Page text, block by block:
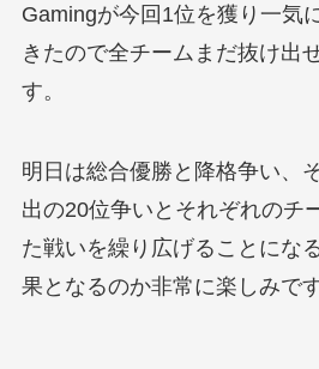
Gamingが今回1位を獲り一気
きたので全チームまだ抜け出
す。
明日は総合優勝と降格争い、
出の20位争いとそれぞれのチ
た戦いを繰り広げることにな
果となるのか非常に楽しみです